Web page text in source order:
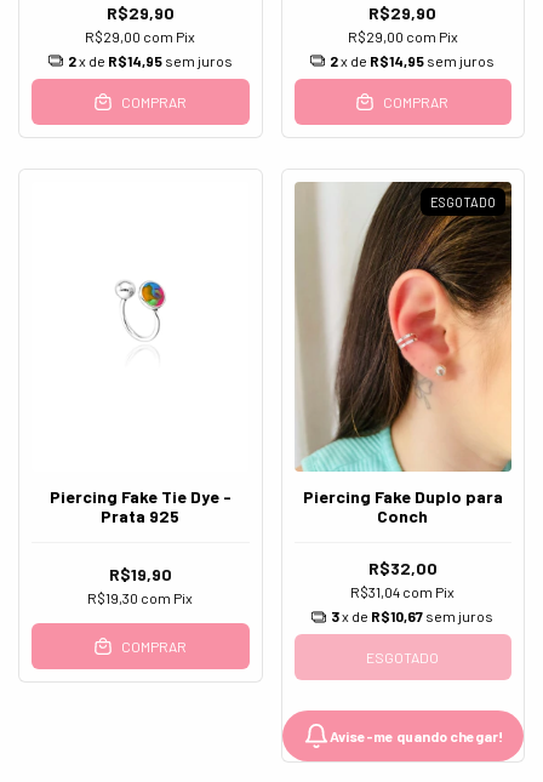
R$29,90
R$29,00 com Pix
2x de R$14,95 sem juros
COMPRAR
R$29,90
R$29,00 com Pix
2x de R$14,95 sem juros
COMPRAR
Piercing Fake Tie Dye -
Prata 925
R$19,90
R$19,30 com Pix
COMPRAR
ESGOTADO
Piercing Fake Duplo para
Conch
R$32,00
R$31,04 com Pix
3x de R$10,67 sem juros
ESGOTADO
Avise-me quando chegar!